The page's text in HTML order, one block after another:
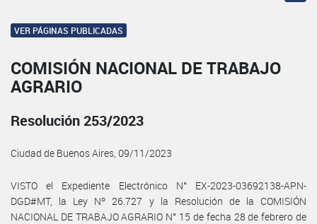
VER PÁGINAS PUBLICADAS
COMISIÓN NACIONAL DE TRABAJO
AGRARIO
Resolución 253/2023
Ciudad de Buenos Aires, 09/11/2023
VISTO el Expediente Electrónico N° EX-2023-03692138-APN-
DGD#MT, la Ley Nº 26.727 y la Resolución de la COMISIÓN
NACIONAL DE TRABAJO AGRARIO N° 15 de fecha 28 de febrero de